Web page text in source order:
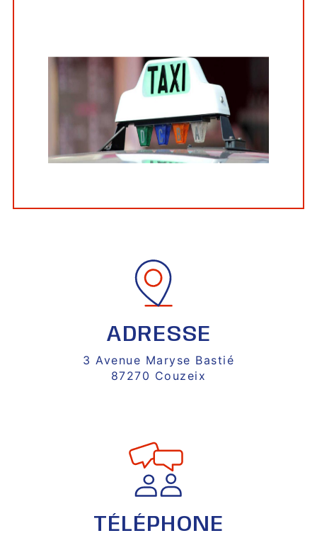
ADRESSE
3 Avenue Maryse Bastié
87270 Couzeix
TÉLÉPHONE